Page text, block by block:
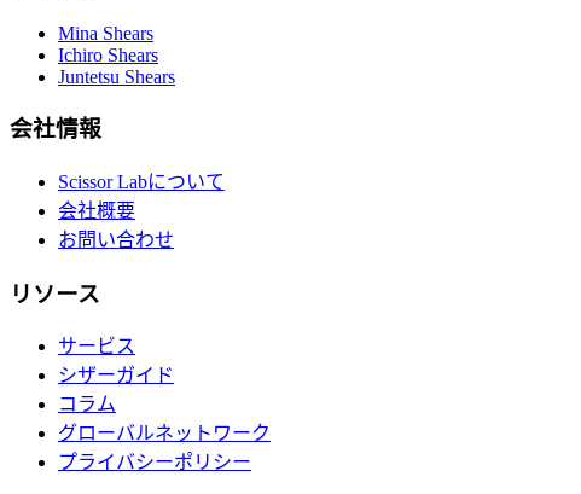
Mina Shears
Ichiro Shears
Juntetsu Shears
会社情報
Scissor Labについて
会社概要
お問い合わせ
リソース
サービス
シザーガイド
コラム
グローバルネットワーク
プライバシーポリシー